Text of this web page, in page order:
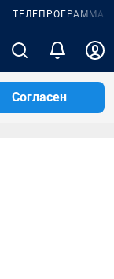
ТЕЛЕПРОГРАММА
Согласен